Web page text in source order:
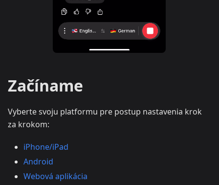
Začíname
Vyberte svoju platformu pre postup nastavenia krok
za krokom:
iPhone/iPad
Android
Webová aplikácia